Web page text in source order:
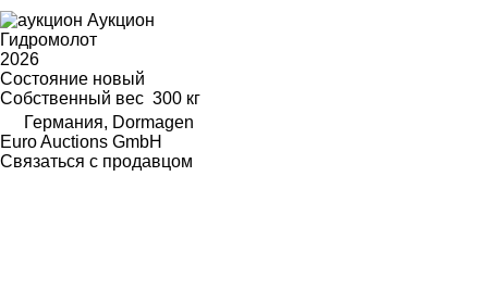
Аукцион
Гидромолот
2026
Состояние новый
Собственный вес 300 кг
Германия, Dormagen
Euro Auctions GmbH
Связаться с продавцом